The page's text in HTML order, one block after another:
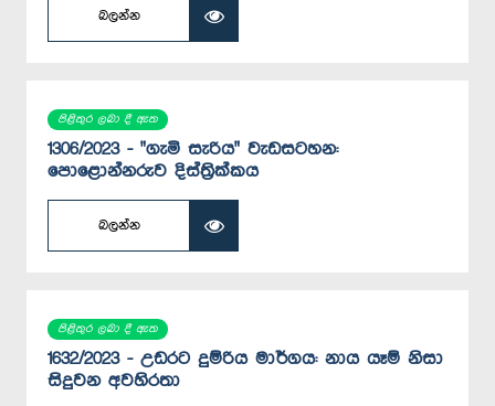
බලන්න
පිළිතුර ලබා දී ඇත
1306/2023 - "ගැමි සැරිය" වැඩසටහන:
පොළොන්නරුව දිස්ත්‍රික්කය
බලන්න
පිළිතුර ලබා දී ඇත
1632/2023 - උඩරට දුම්රිය මාර්ගය: නාය යෑම් නිසා
සිදුවන අවහිරතා